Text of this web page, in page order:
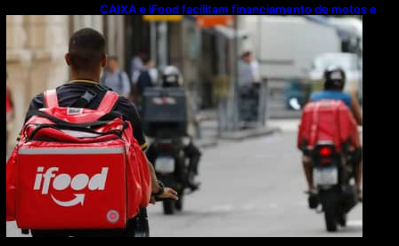
CAIXA e iFood facilitam financiamento de motos e
bicicletas elétricas para entregadores